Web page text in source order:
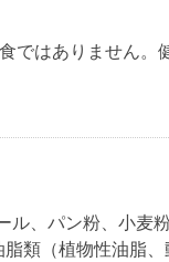
ではありません。
、パン粉、小麦
類（植物性油脂